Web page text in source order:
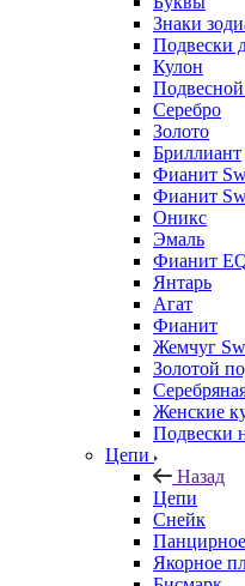
Знаки
Подвески
Кулон
Серебро
Золото
Бриллиант
Фианит
Фианит
Оникс
Эмаль
Фианит
Янтарь
Агат
Фианит
Жемчуг
Золотой
Женские
Подвески
Цепи
Назад
Цепи
Снейк
Якорное